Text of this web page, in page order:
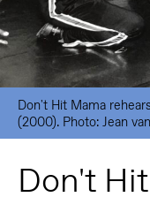
Don't Hit Mama
(2000). Photo: Jean
Don't